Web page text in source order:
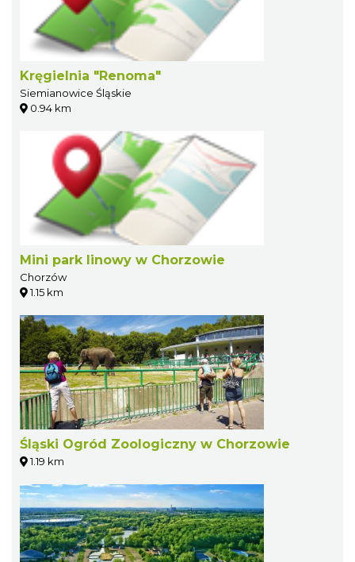
Kręgielnia "Renoma"
Siemianowice Śląskie
0.94 km
Mini park linowy w Chorzowie
Chorzów
1.15 km
Śląski Ogród Zoologiczny w Chorzowie
1.19 km